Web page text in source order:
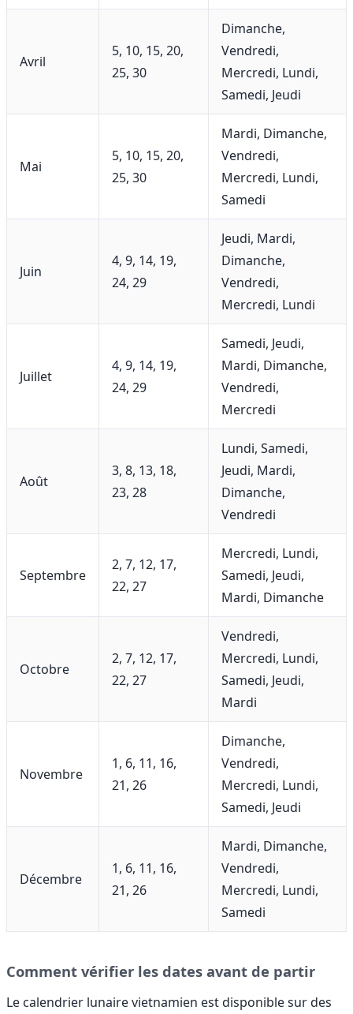
Avril
5, 10, 15, 20,
25, 30
Dimanche,
Vendredi,
Mercredi, Lundi,
Samedi, Jeudi
Mai
5, 10, 15, 20,
25, 30
Mardi, Dimanche,
Vendredi,
Mercredi, Lundi,
Samedi
Juin
4, 9, 14, 19,
24, 29
Jeudi, Mardi,
Dimanche,
Vendredi,
Mercredi, Lundi
Juillet
4, 9, 14, 19,
24, 29
Samedi, Jeudi,
Mardi, Dimanche,
Vendredi,
Mercredi
Août
3, 8, 13, 18,
23, 28
Lundi, Samedi,
Jeudi, Mardi,
Dimanche,
Vendredi
Septembre
2, 7, 12, 17,
22, 27
Mercredi, Lundi,
Samedi, Jeudi,
Mardi, Dimanche
Octobre
2, 7, 12, 17,
22, 27
Vendredi,
Mercredi, Lundi,
Samedi, Jeudi,
Mardi
Novembre
1, 6, 11, 16,
21, 26
Dimanche,
Vendredi,
Mercredi, Lundi,
Samedi, Jeudi
Décembre
1, 6, 11, 16,
21, 26
Mardi, Dimanche,
Vendredi,
Mercredi, Lundi,
Samedi
Comment vérifier les dates avant de partir
Le calendrier lunaire vietnamien est disponible sur des